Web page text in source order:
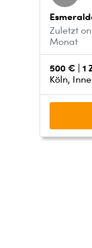
Zuletzt
Monat
500 € | 1
Köln,